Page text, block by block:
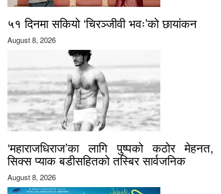
५१ दिनमा सकियो ‘चिरञ्जीवी भवः’को छायांकन
August 8, 2026
‘महाराजधिराज’का लागि पुष्पको कठोर मेहनत,
सिक्स प्याक बडीसहितको तस्बिर सार्वजनिक
August 8, 2026